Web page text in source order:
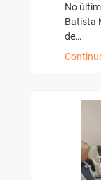
No
Batista
de…